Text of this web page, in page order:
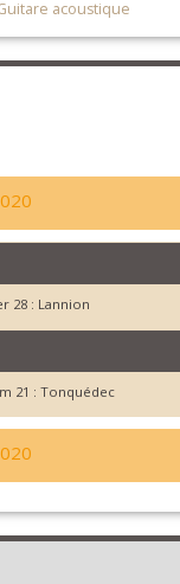
acoustique
28 : Lannion
21 : Tonquédec